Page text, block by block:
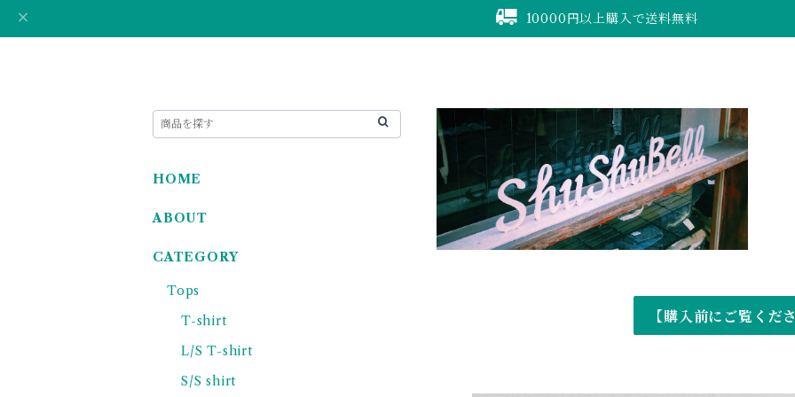
10000円以上購入で送料無料
【購入前にご覧くだ
HOME
ABOUT
CATEGORY
Tops
T-shirt
L/S T-shirt
S/S shirt